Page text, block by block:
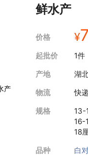
鲜水产
价格 ¥
起批价
1件
产地
湖
物流
快
规格
13-
16-
18
品种
白